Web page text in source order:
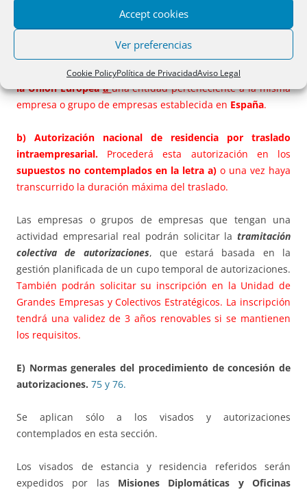
Accept cookies
Ver preferencias
Cookie PolicyPolítica de PrivacidadAviso Legal
a) Autorización de residencia por traslado
intraempresarial ICT UE. Es para
temporales para trabajar como directivo, especialista o
para formación, desde una empresa establecida fuera de
la Unión Europea auna entidad perteneciente a la misma
empresa o grupo de empresas establecida en España.
b) Autorización nacional de residencia por traslado
intraempresarial. Procederá esta autorización en los
supuestos no contemplados en la letra a) o una vez haya
transcurrido la duración máxima del traslado.
Las empresas o grupos de empresas que tengan una
actividad empresarial real podrán solicitar la tramitación
colectiva de autorizaciones, que estará basada en la
gestión planificada de un cupo temporal de autorizaciones.
También podrán solicitar su inscripción en la Unidad de
Grandes Empresas y Colectivos Estratégicos. La inscripción
tendrá una validez de 3 años renovables si se mantienen
los requisitos.
E) Normas generales del procedimiento de concesión de
autorizaciones. 75 y 76.
Se aplican sólo a los visados y autorizaciones
contemplados en esta sección.
Los visados de estancia y residencia referidos serán
expedidos por las Misiones Diplomáticas y Oficinas